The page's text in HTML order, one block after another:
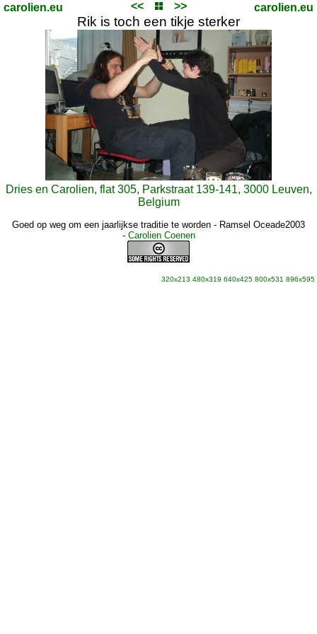
carolien.eu << >> carolien.eu
Rik is toch een tikje sterker
Dries en Carolien, flat 305, Parkstraat 139-141, 3000 Leuven,
Belgium
Goed op weg om een jaarlijkse traditie te worden - Ramsel Oceade2003
- Carolien Coenen
320x213 480x319 640x425 800x531 896x595